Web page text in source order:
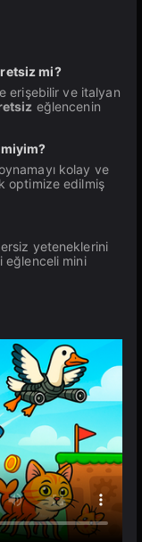
mi?
erişebilir ve italyan
eğlencenin
kolay ve
optimize edilmiş
yeteneklerini
eğlenceli mini